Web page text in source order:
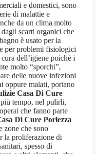
e domestici, sono
di malattie e
da un clima molto
scarti organici che
è usato per la
per problemi fisiologici
dell’igiene poiché i
molto “sporchi”,
delle nuove infezioni
oppure malati, portano
Casa Di Cure
tempo, nel pulirli,
che fanno parte
Di Cure Porlezza
zone che sono
la proliferazione di
spesso di